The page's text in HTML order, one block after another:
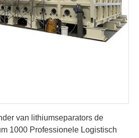
van lithiumseparators de
1000 Professionele Logistisch